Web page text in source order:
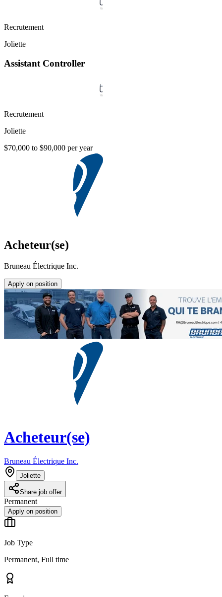
Recrutement
Joliette
Assistant Controller
Recrutement
Joliette
$70,000 to $90,000 per year
Acheteur(se)
Bruneau Électrique Inc.
Apply on position
Acheteur(se)
Bruneau Électrique Inc.
Joliette
Share job offer
Permanent
Apply on position
Job Type
Permanent, Full time